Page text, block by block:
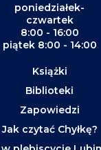
poniedziałek-
czwartek
8:00 - 16:00
piątek 8:00 - 14:00
Książki
Biblioteki
Zapowiedzi
Jak czytać Chyłkę?